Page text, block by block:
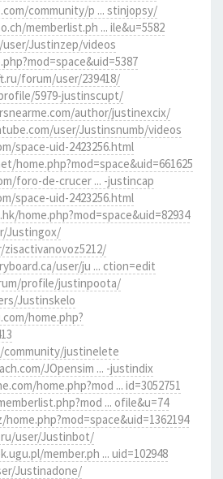
community/p ... stinjopsy/
memberlist.ph ... ile&u=5582
Justinzep/videos
forum/user/239418/
5979-justinscupt/
author/justinexcix/
user/Justinsnumb/videos
space-uid-2423256.html
home.php?mod=space&uid=661625
foro-de-crucer ... -justincap
space-uid-2423256.html
home.php?mod=space&uid=82934
Justingox/
user/ju ... ction=edit
profile/justinpoota/
Justinskelo
home.php?
justinelete
JOpensim ... -justindix
home.php?mod ... id=3052751
... ofile&u=74
user/Justinbot/
member.ph ... uid=102948
Justinadone/